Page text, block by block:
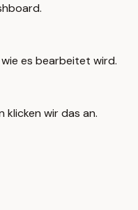
es bearbeitet wird.
klicken wir das an.